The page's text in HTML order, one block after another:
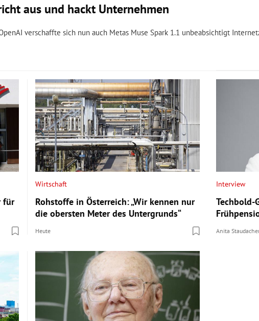
aus und hackt Unternehmen
verschaffte sich nun auch Metas Muse Spark 1.1 unbeabsichtigt
für
Wirtschaft
Rohstoffe in Österreich: „Wir kennen nur
die obersten Meter des Untergrunds“
Heute
Interview
Techbold-
Anita